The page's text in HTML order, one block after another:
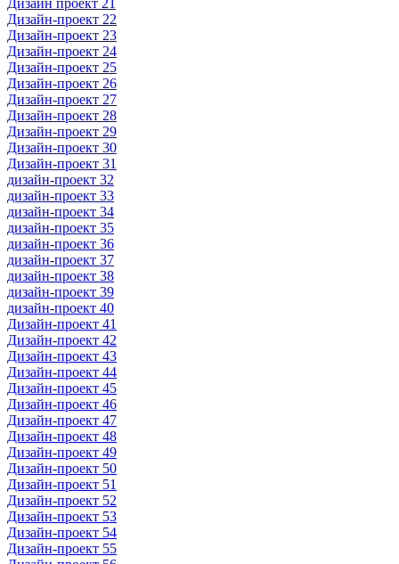
Дизайн проект 21
Дизайн-проект 22
Дизайн-проект 23
Дизайн-проект 24
Дизайн-проект 25
Дизайн-проект 26
Дизайн-проект 27
Дизайн-проект 28
Дизайн-проект 29
Дизайн-проект 30
Дизайн-проект 31
дизайн-проект 32
дизайн-проект 33
дизайн-проект 34
дизайн-проект 35
дизайн-проект 36
дизайн-проект 37
дизайн-проект 38
дизайн-проект 39
дизайн-проект 40
Дизайн-проект 41
Дизайн-проект 42
Дизайн-проект 43
Дизайн-проект 44
Дизайн-проект 45
Дизайн-проект 46
Дизайн-проект 47
Дизайн-проект 48
Дизайн-проект 49
Дизайн-проект 50
Дизайн-проект 51
Дизайн-проект 52
Дизайн-проект 53
Дизайн-проект 54
Дизайн-проект 55